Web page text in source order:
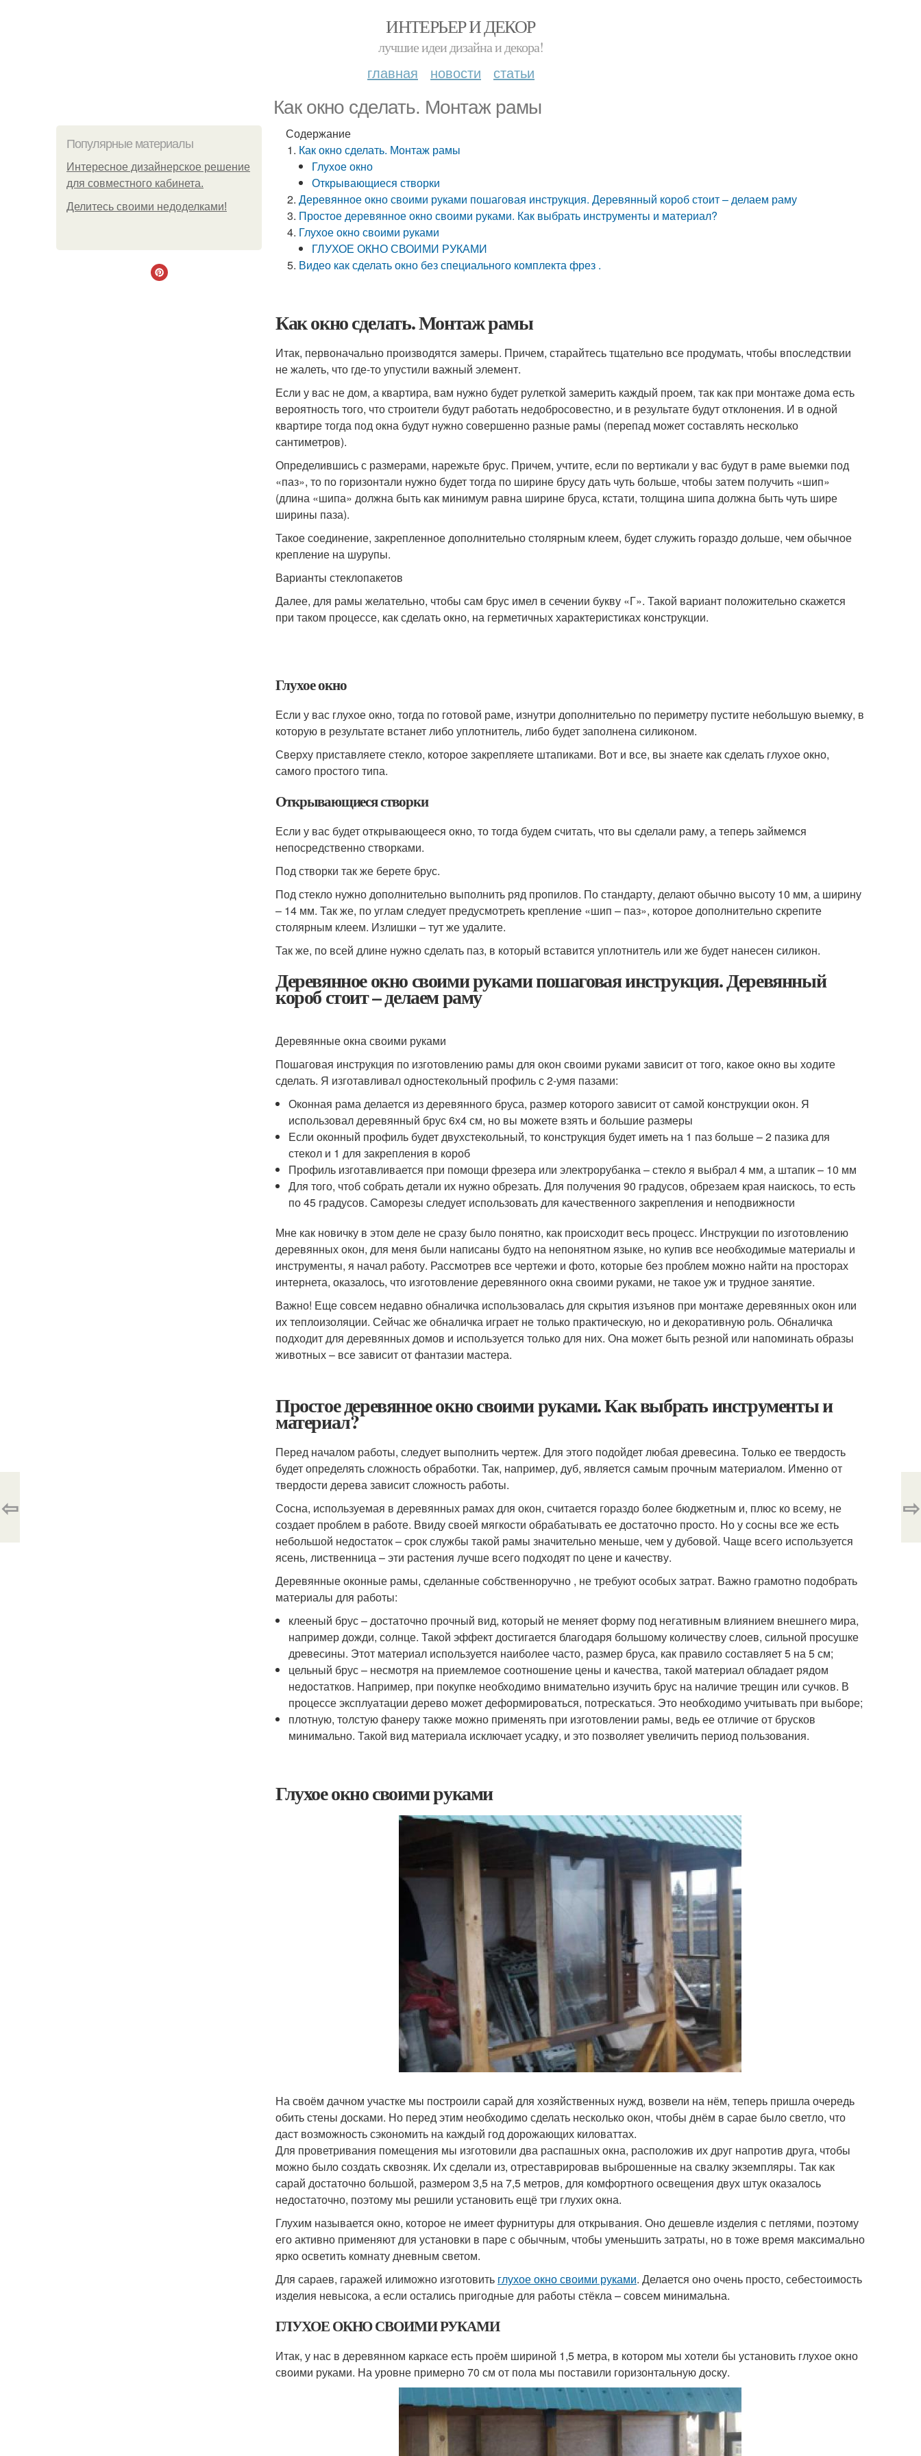
ИНТЕРЬЕР И ДЕКОР
лучшие идеи дизайна и декора!
главная новости статьи
Как окно сделать. Монтаж рамы
Популярные материалы
Интересное дизайнерское решение
для совместного кабинета.
Делитесь своими недоделками!
Содержание
Как окно сделать. Монтаж рамы
Глухое окно
Открывающиеся створки
Деревянное окно своими руками пошаговая инструкция. Деревянный короб стоит – делаем раму
Простое деревянное окно своими руками. Как выбрать инструменты и материал?
Глухое окно своими руками
ГЛУХОЕ ОКНО СВОИМИ РУКАМИ
Видео как сделать окно без специального комплекта фрез .
Как окно сделать. Монтаж рамы
Итак, первоначально производятся замеры. Причем, старайтесь тщательно все продумать, чтобы впоследствии
не жалеть, что где-то упустили важный элемент.
Если у вас не дом, а квартира, вам нужно будет рулеткой замерить каждый проем, так как при монтаже дома есть
вероятность того, что строители будут работать недобросовестно, и в результате будут отклонения. И в одной
квартире тогда под окна будут нужно совершенно разные рамы (перепад может составлять несколько
сантиметров).
Определившись с размерами, нарежьте брус. Причем, учтите, если по вертикали у вас будут в раме выемки под
«паз», то по горизонтали нужно будет тогда по ширине брусу дать чуть больше, чтобы затем получить «шип»
(длина «шипа» должна быть как минимум равна ширине бруса, кстати, толщина шипа должна быть чуть шире
ширины паза).
Такое соединение, закрепленное дополнительно столярным клеем, будет служить гораздо дольше, чем обычное
крепление на шурупы.
Варианты стеклопакетов
Далее, для рамы желательно, чтобы сам брус имел в сечении букву «Г». Такой вариант положительно скажется
при таком процессе, как сделать окно, на герметичных характеристиках конструкции.
Глухое окно
Если у вас глухое окно, тогда по готовой раме, изнутри дополнительно по периметру пустите небольшую выемку, в
которую в результате встанет либо уплотнитель, либо будет заполнена силиконом.
Сверху приставляете стекло, которое закрепляете штапиками. Вот и все, вы знаете как сделать глухое окно,
самого простого типа.
Открывающиеся створки
Если у вас будет открывающееся окно, то тогда будем считать, что вы сделали раму, а теперь займемся
непосредственно створками.
Под створки так же берете брус.
Под стекло нужно дополнительно выполнить ряд пропилов. По стандарту, делают обычно высоту 10 мм, а ширину
– 14 мм. Так же, по углам следует предусмотреть крепление «шип – паз», которое дополнительно скрепите
столярным клеем. Излишки – тут же удалите.
Так же, по всей длине нужно сделать паз, в который вставится уплотнитель или же будет нанесен силикон.
Деревянное окно своими руками пошаговая инструкция. Деревянный
короб стоит – делаем раму
Деревянные окна своими руками
Пошаговая инструкция по изготовлению рамы для окон своими руками зависит от того, какое окно вы ходите
сделать. Я изготавливал одностекольный профиль с 2-умя пазами:
Оконная рама делается из деревянного бруса, размер которого зависит от самой конструкции окон. Я
использовал деревянный брус 6х4 см, но вы можете взять и большие размеры
Если оконный профиль будет двухстекольный, то конструкция будет иметь на 1 паз больше – 2 пазика для
стекол и 1 для закрепления в короб
Профиль изготавливается при помощи фрезера или электрорубанка – стекло я выбрал 4 мм, а штапик – 10 мм
Для того, чтоб собрать детали их нужно обрезать. Для получения 90 градусов, обрезаем края наискось, то есть
по 45 градусов. Саморезы следует использовать для качественного закрепления и неподвижности
Мне как новичку в этом деле не сразу было понятно, как происходит весь процесс. Инструкции по изготовлению
деревянных окон, для меня были написаны будто на непонятном языке, но купив все необходимые материалы и
инструменты, я начал работу. Рассмотрев все чертежи и фото, которые без проблем можно найти на просторах
интернета, оказалось, что изготовление деревянного окна своими руками, не такое уж и трудное занятие.
Важно! Еще совсем недавно обналичка использовалась для скрытия изъянов при монтаже деревянных окон или
их теплоизоляции. Сейчас же обналичка играет не только практическую, но и декоративную роль. Обналичка
подходит для деревянных домов и используется только для них. Она может быть резной или напоминать образы
животных – все зависит от фантазии мастера.
Простое деревянное окно своими руками. Как выбрать инструменты и
материал?
Перед началом работы, следует выполнить чертеж. Для этого подойдет любая древесина. Только ее твердость
будет определять сложность обработки. Так, например, дуб, является самым прочным материалом. Именно от
твердости дерева зависит сложность работы.
Сосна, используемая в деревянных рамах для окон, считается гораздо более бюджетным и, плюс ко всему, не
создает проблем в работе. Ввиду своей мягкости обрабатывать ее достаточно просто. Но у сосны все же есть
небольшой недостаток – срок службы такой рамы значительно меньше, чем у дубовой. Чаще всего используется
ясень, лиственница – эти растения лучше всего подходят по цене и качеству.
Деревянные оконные рамы, сделанные собственноручно , не требуют особых затрат. Важно грамотно подобрать
материалы для работы:
клееный брус – достаточно прочный вид, который не меняет форму под негативным влиянием внешнего мира,
например дожди, солнце. Такой эффект достигается благодаря большому количеству слоев, сильной просушке
древесины. Этот материал используется наиболее часто, размер бруса, как правило составляет 5 на 5 см;
цельный брус – несмотря на приемлемое соотношение цены и качества, такой материал обладает рядом
недостатков. Например, при покупке необходимо внимательно изучить брус на наличие трещин или сучков. В
процессе эксплуатации дерево может деформироваться, потрескаться. Это необходимо учитывать при выборе;
плотную, толстую фанеру также можно применять при изготовлении рамы, ведь ее отличие от брусков
минимально. Такой вид материала исключает усадку, и это позволяет увеличить период пользования.
Глухое окно своими руками
На своём дачном участке мы построили сарай для хозяйственных нужд, возвели на нём, теперь пришла очередь
обить стены досками. Но перед этим необходимо сделать несколько окон, чтобы днём в сарае было светло, что
даст возможность сэкономить на каждый год дорожающих киловаттах.
Для проветривания помещения мы изготовили два распашных окна, расположив их друг напротив друга, чтобы
можно было создать сквозняк. Их сделали из, отреставрировав выброшенные на свалку экземпляры. Так как
сарай достаточно большой, размером 3,5 на 7,5 метров, для комфортного освещения двух штук оказалось
недостаточно, поэтому мы решили установить ещё три глухих окна.
Глухим называется окно, которое не имеет фурнитуры для открывания. Оно дешевле изделия с петлями, поэтому
его активно применяют для установки в паре с обычным, чтобы уменьшить затраты, но в тоже время максимально
ярко осветить комнату дневным светом.
Для сараев, гаражей илиможно изготовить глухое окно своими руками. Делается оно очень просто, себестоимость
изделия невысока, а если остались пригодные для работы стёкла – совсем минимальна.
ГЛУХОЕ ОКНО СВОИМИ РУКАМИ
Итак, у нас в деревянном каркасе есть проём шириной 1,5 метра, в котором мы хотели бы установить глухое окно
своими руками. На уровне примерно 70 см от пола мы поставили горизонтальную доску.
⇦ ⇨